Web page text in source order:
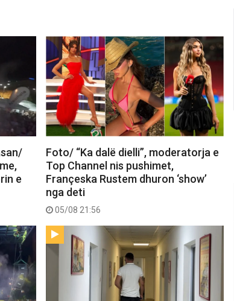
e
Foto/ “Ka dalë dielli”, moderatorja e
Top Channel nis pushimet,
Françeska Rustem dhuron ‘show’
nga deti
05/08 21:56